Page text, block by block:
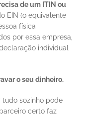
de um ITIN ou
EIN (o equivalente
física
por essa empresa,
individual
o seu dinheiro.
tudo sozinho pode
certo faz